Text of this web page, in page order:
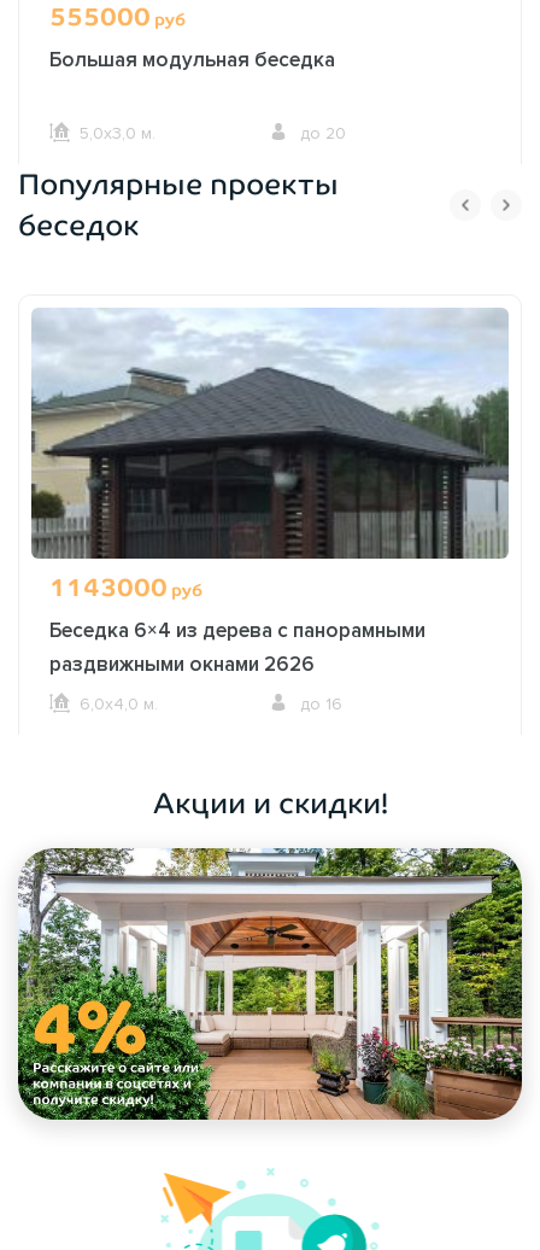
555000 руб
Большая модульная беседка
5,0х3,0 м. до 20
ОФОРМИТЬ ЗАКАЗ
Популярные проекты
беседок
1143000 руб
Беседка 6×4 из дерева с панорамными
раздвижными окнами 2626
6,0х4,0 м. до 16
Акции и скидки!